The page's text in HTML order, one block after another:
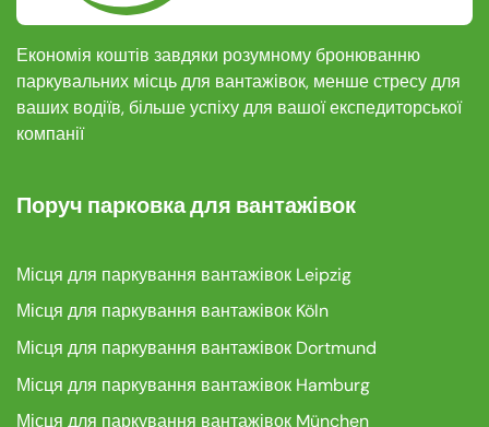
Економія коштів завдяки розумному бронюванню
паркувальних місць для вантажівок, менше стресу для
ваших водіїв, більше успіху для вашої експедиторської
компанії
Поруч парковка для вантажівок
Місця для паркування вантажівок Leipzig
Місця для паркування вантажівок Köln
Місця для паркування вантажівок Dortmund
Місця для паркування вантажівок Hamburg
Місця для паркування вантажівок München